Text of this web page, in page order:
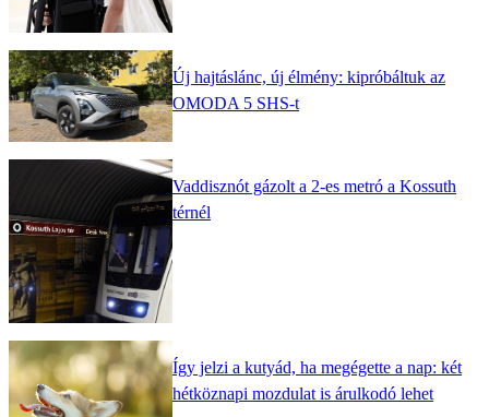
Új hajtáslánc, új élmény: kipróbáltuk az
OMODA 5 SHS-t
Vaddisznót gázolt a 2-es metró a Kossuth
térnél
Így jelzi a kutyád, ha megégette a nap: két
hétköznapi mozdulat is árulkodó lehet